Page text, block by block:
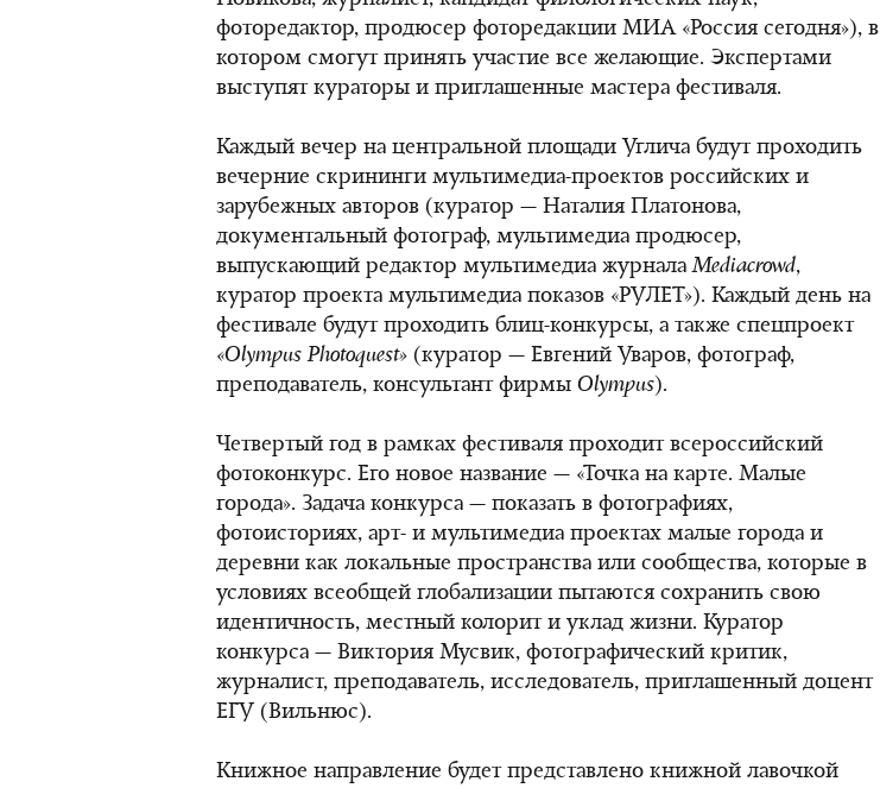
фоторедактор, продюсер фоторедакции МИА «Россия сегодня»), в
котором смогут принять участие все желающие. Экспертами
выступят кураторы и приглашенные мастера фестиваля.
Каждый вечер на центральной площади Углича будут проходить
вечерние скрининги мультимедиа-проектов российских и
зарубежных авторов (куратор — Наталия Платонова,
документальный фотограф, мультимедиа продюсер,
выпускающий редактор мультимедиа журналаMediacrowd,
куратор проекта мультимедиа показов «РУЛЕТ»). Каждый день на
фестивале будут проходить блиц-конкурсы, а также спецпроект
«Olympus Photoquest» (куратор — Евгений Уваров, фотограф,
преподаватель, консультант фирмы Olympus).
Четвертый год в рамках фестиваля проходит всероссийский
фотоконкурс. Его новое название — «Точка на карте. Малые
города». Задача конкурса — показать в фотографиях,
фотоисториях, арт- и мультимедиа проектах малые города и
деревни как локальные пространства или сообщества, которые в
условиях всеобщей глобализации пытаются сохранить свою
идентичность, местный колорит и уклад жизни. Куратор
конкурса — Виктория Мусвик, фотографический критик,
журналист, преподаватель, исследователь, приглашенный доцент
ЕГУ (Вильнюс).
Книжное направление будет представлено книжной лавочкой